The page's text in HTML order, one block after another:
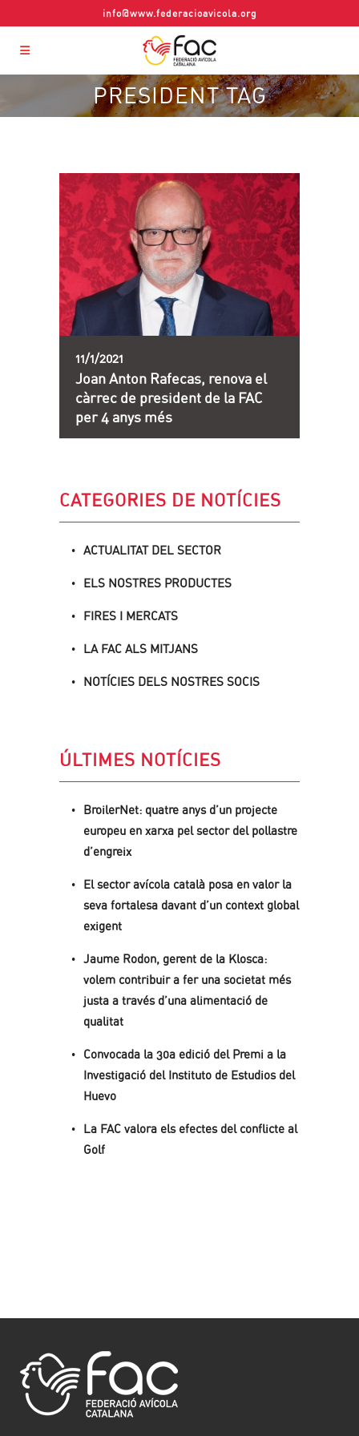
info@www.federacioavicola.org
PRESIDENT TAG
11/1/2021
Joan Anton Rafecas, renova el
càrrec de president de la FAC
per 4 anys més
CATEGORIES DE NOTÍCIES
ACTUALITAT DEL SECTOR
ELS NOSTRES PRODUCTES
FIRES I MERCATS
LA FAC ALS MITJANS
NOTÍCIES DELS NOSTRES SOCIS
ÚLTIMES NOTÍCIES
BroilerNet: quatre anys d’un projecte
europeu en xarxa pel sector del pollastre
d’engreix
El sector avícola català posa en valor la
seva fortalesa davant d’un context global
exigent
Jaume Rodon, gerent de la Klosca:
volem contribuir a fer una societat més
justa a través d’una alimentació de
qualitat
Convocada la 30a edició del Premi a la
Investigació del Instituto de Estudios del
Huevo
La FAC valora els efectes del conflicte al
Golf